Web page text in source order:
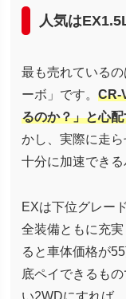
人気は
最も売れている
ーボ」です。 CR-
るのか？」と心
かし、実際に走
十分に加速できる
EXは下位グレー
全装備ともに充
ると車体価格が
底ペイできるも
い2WDにすれば